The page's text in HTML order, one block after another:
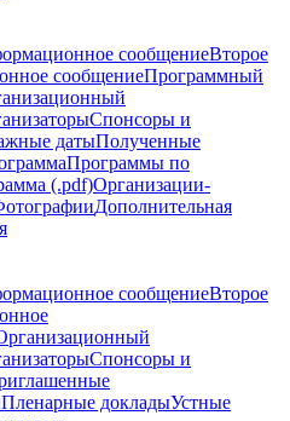
сообщениеВторое
сообщениеПрограммный
Спонсоры и
датыПолученные
Программы по
(.pdf)Организации-
Дополнительная
сообщениеВторое
Спонсоры и
Пленарные докладыУстные